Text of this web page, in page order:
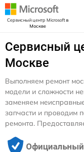
Сервисный центр Microsoftв
Москве
Сервисный
Москве
Выполняем ремонт
модели и сложности
заменяем
запчасти и проводим
ремонта.
Официальный